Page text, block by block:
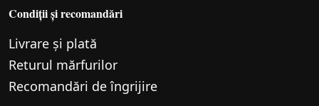
Condiții și recomandări
Livrare și plată
Returul mărfurilor
Recomandări de îngrijire